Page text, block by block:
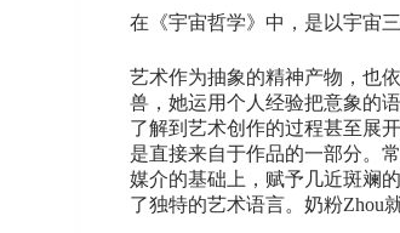
在《宇宙哲学》中，是以宇宙
艺术作为抽象的精神产物，也
兽，她运用个人经验把意象的
了解到艺术创作的过程甚至展
是直接来自于作品的一部分。
媒介的基础上，赋予几近斑斓
了独特的艺术语言。奶粉Zhou